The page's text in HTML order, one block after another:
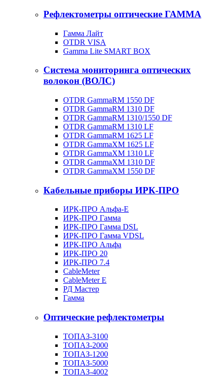
Рефлектометры оптические ГАММА
Гамма Лайт
OTDR VISA
Gamma Lite SMART BOX
Система мониторинга оптических
волокон (ВОЛС)
OTDR GammaRM 1550 DF
OTDR GammaRM 1310 DF
OTDR GammaRM 1310/1550 DF
OTDR GammaRM 1310 LF
OTDR GammaRM 1625 LF
OTDR GammaXM 1625 LF
OTDR GammaXM 1310 LF
OTDR GammaXM 1310 DF
OTDR GammaXM 1550 DF
Кабельные приборы ИРК-ПРО
ИРК-ПРО Альфа-Е
ИРК-ПРО Гамма
ИРК-ПРО Гамма DSL
ИРК-ПРО Гамма VDSL
ИРК-ПРО Альфа
ИРК-ПРО 20
ИРК-ПРО 7.4
CableMeter
CableMeter E
РД Мастер
Гамма
Оптические рефлектометры
ТОПАЗ-3100
ТОПАЗ-2000
ТОПАЗ-1200
ТОПАЗ-5000
ТОПАЗ-4002